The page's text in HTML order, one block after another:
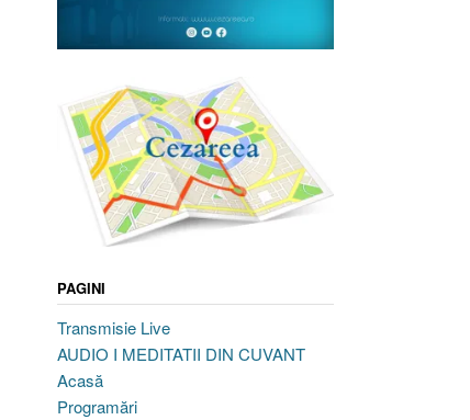
PAGINI
Transmisie Live
AUDIO I MEDITATII DIN CUVANT
Acasă
Programări